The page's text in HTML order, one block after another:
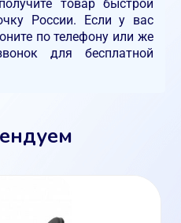
товар быстрой
России. Если у вас
по телефону или же
для бесплатной